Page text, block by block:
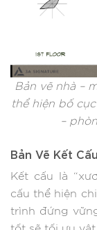
Bản vẽ nhà –
thể hiện bố
–
Bản Vẽ Kết
Kết cấu là
cấu thể hiện
trình đứng